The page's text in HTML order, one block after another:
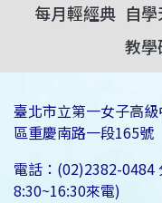
每月輕經典 自
教
臺北市立第一女子高
區重慶南路一段165號
電話：(02)2382-0484
8:30~16:30來電)